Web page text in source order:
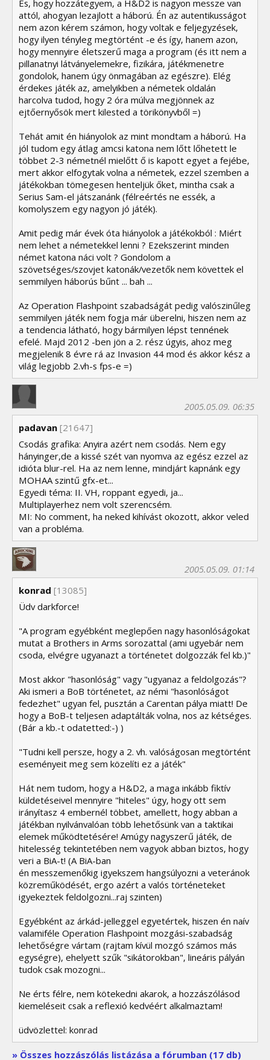
És, hogy hozzátegyem, a H&D2 is nagyon messze van
attól, ahogyan lezajlott a háború. Én az autentikusságot
nem azon kérem számon, hogy voltak e feljegyzések,
hogy ilyen tényleg megtörtént -e és így, hanem azon,
hogy mennyire életszerű maga a program (és itt nem a
pillanatnyi látványelemekre, fizikára, játékmenetre
gondolok, hanem úgy önmagában az egészre). Elég
érdekes játék az, amelyikben a németek oldalán
harcolva tudod, hogy 2 óra múlva megjönnek az
ejtőernyősök mert kilested a törikönyvből =)
Tehát amit én hiányolok az mint mondtam a háború. Ha
jól tudom egy átlag amcsi katona nem lőtt lőhetett le
többet 2-3 németnél mielőtt ő is kapott egyet a fejébe,
mert akkor elfogytak volna a németek, ezzel szemben a
játékokban tömegesen henteljük őket, mintha csak a
Serius Sam-el játszanánk (félreértés ne essék, a
komolyszem egy nagyon jó játék).
Amit pedig már évek óta hiányolok a játékokból : Miért
nem lehet a németekkel lenni ? Ezekszerint minden
német katona náci volt ? Gondolom a
szövetséges/szovjet katonák/vezetők nem követtek el
semmilyen háborús bűnt ... bah ...
Az Operation Flashpoint szabadságát pedig valószinűleg
semmilyen játék nem fogja már überelni, hiszen nem az
a tendencia látható, hogy bármilyen lépst tennének
efelé. Majd 2012 -ben jön a 2. rész úgyis, ahoz meg
megjelenik 8 évre rá az Invasion 44 mod és akkor kész a
világ legjobb 2.vh-s fps-e =)
padavan
2005.05.09. 06:35
[21647]
Csodás grafika: Anyira azért nem csodás. Nem egy
hányinger,de a kissé szét van nyomva az egész ezzel az
idióta blur-rel. Ha az nem lenne, mindjárt kapnánk egy
MOHAA szintű gfx-et...
Egyedi téma: II. VH, roppant egyedi, ja...
Multiplayerhez nem volt szerencsém.
MI: No comment, ha neked kihívást okozott, akkor veled
van a probléma.
konrad
2005.05.09. 01:14
[13085]
Üdv darkforce!
"A program egyébként meglepően nagy hasonlóságokat
mutat a Brothers in Arms sorozattal (ami ugyebár nem
csoda, elvégre ugyanazt a történetet dolgozzák fel kb.)"
Most akkor "hasonlóság" vagy "ugyanaz a feldolgozás"?
Aki ismeri a BoB történetet, az némi "hasonlóságot
fedezhet" ugyan fel, pusztán a Carentan pálya miatt! De
hogy a BoB-t teljesen adaptálták volna, nos az kétséges.
(Bár a kb.-t odatetted:-) )
"Tudni kell persze, hogy a 2. vh. valóságosan megtörtént
eseményeit meg sem közelíti ez a játék"
Hát nem tudom, hogy a H&D2, a maga inkább fiktív
küldetéseivel mennyire "hiteles" úgy, hogy ott sem
irányítasz 4 embernél többet, amellett, hogy abban a
játékban nyilvánvalóan több lehetősünk van a taktikai
elemek működtetésére! Amúgy nagyszerű játék, de
hitelesség tekintetében nem vagyok abban biztos, hogy
veri a BiA-t! (A BiA-ban
én messzemenőkig igyekszem hangsúlyozni a veteránok
közreműködését, ergo azért a valós történeteket
igyekeztek feldolgozni...raj szinten)
Egyébként az árkád-jelleggel egyetértek, hiszen én naív
valamiféle Operation Flashpoint mozgási-szabadság
lehetőségre vártam (rajtam kívül mozgó számos más
egységre), ehelyett szűk "sikátorokban", lineáris pályán
tudok csak mozogni...
Ne érts félre, nem kötekedni akarok, a hozzászólásod
kiemeléseit csak a reflexió kedvéért alkalmaztam!
üdvözlettel: konrad
» Összes hozzászólás listázása a fórumban (17 db)